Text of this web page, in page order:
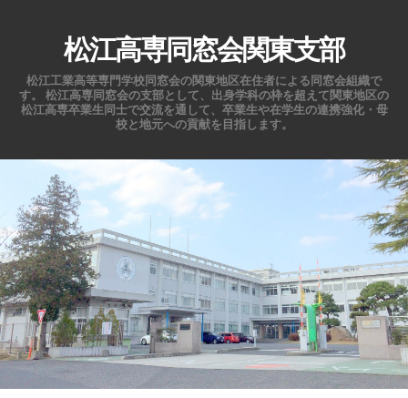
松江高専同窓会関東支部
松江工業高等専門学校同窓会の関東地区在住者による同窓会組織で
す。 松江高専同窓会の支部として、出身学科の枠を超えて関東地区の
松江高専卒業生同士で交流を通して、卒業生や在学生の連携強化・母
校と地元への貢献を目指します。